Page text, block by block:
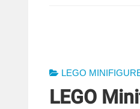
LEGO
LEGO